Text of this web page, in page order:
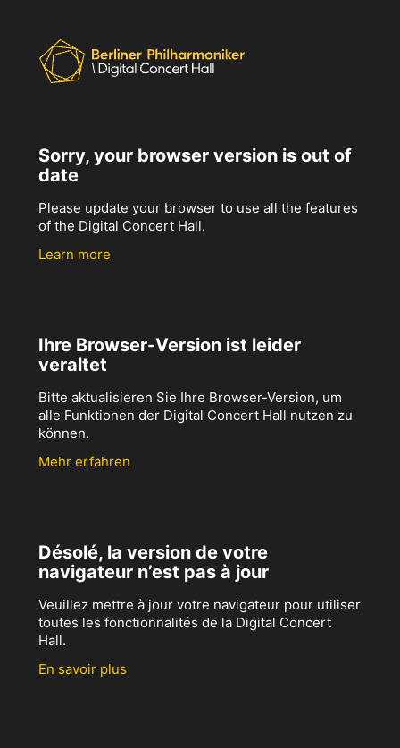
Sorry, your browser version is out of
date
Please update your browser to use all the features
of the Digital Concert Hall.
Learn more
Ihre Browser-Version ist leider
veraltet
Bitte aktualisieren Sie Ihre Browser-Version, um
alle Funktionen der Digital Concert Hall nutzen zu
können.
Mehr erfahren
Désolé, la version de votre
navigateur n’est pas à jour
Veuillez mettre à jour votre navigateur pour utiliser
toutes les fonctionnalités de la Digital Concert
Hall.
En savoir plus